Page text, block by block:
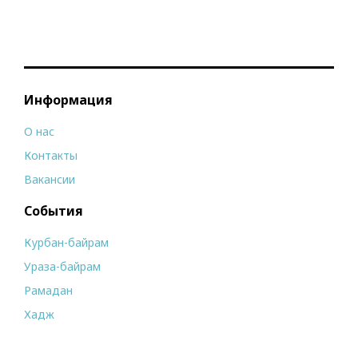
Информация
О нас
Контакты
Вакансии
События
Курбан-байрам
Ураза-байрам
Рамадан
Хадж